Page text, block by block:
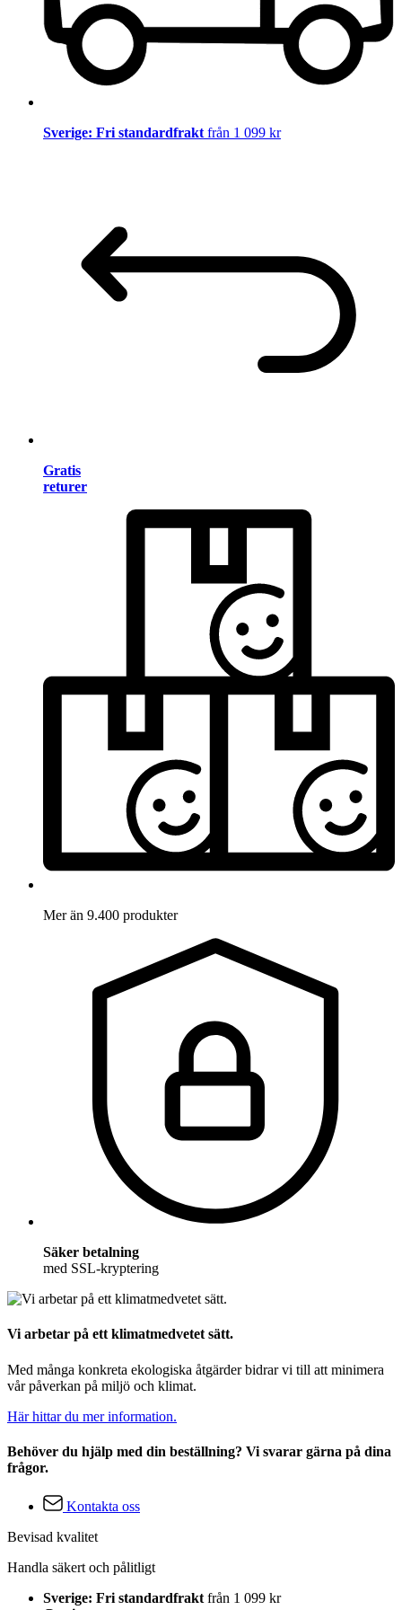
Sverige: Fri standardfrakt från 1 099 kr
Gratis
returer
Mer än 9.400 produkter
Säker betalning
med SSL-kryptering
Vi arbetar på ett klimatmedvetet sätt.
Med många konkreta ekologiska åtgärder bidrar vi till att minimera
vår påverkan på miljö och klimat.
Här hittar du mer information.
Behöver du hjälp med din beställning? Vi svarar gärna på dina
frågor.
Kontakta oss
Bevisad kvalitet
Handla säkert och pålitligt
Sverige: Fri standardfrakt från 1 099 kr